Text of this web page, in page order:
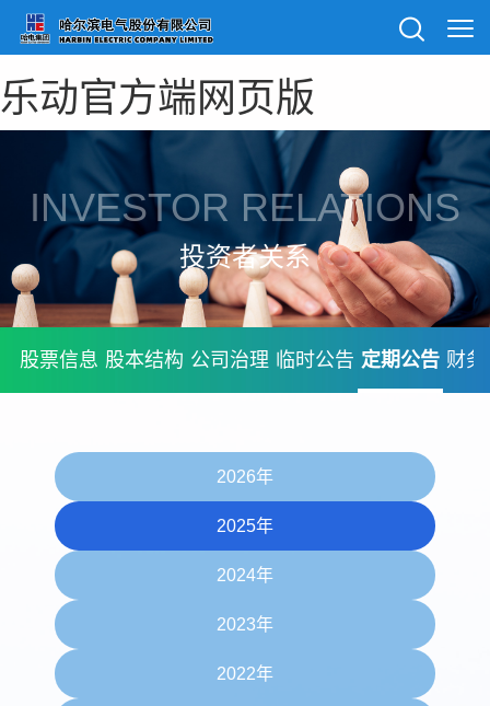
乐动官方端网页版
INVESTOR RELATIONS
投资者关系
股票信息 股本结构 公司治理 临时公告 定期公告 财
2026年
2025年
2024年
2023年
2022年